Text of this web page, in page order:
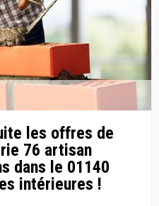
les offres de
76 artisan
dans le 01140
intérieures !